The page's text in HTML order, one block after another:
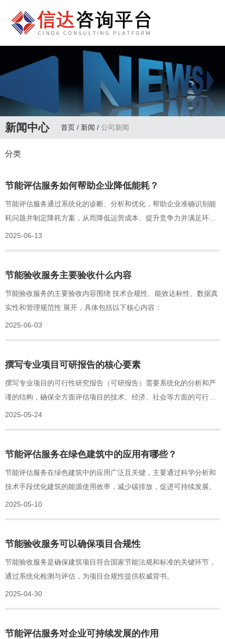
新闻中心 首页/ 新闻 /公司新闻
分类
节能评估服务如何帮助企业降低能耗？
节能评估服务通过系统化的诊断、分析和优化，帮助企业准确识别能
耗问题并制定降耗方案，从而降低运营成本、提升竞争力并满足环保
要求。以下是其核心作用及实施路径：
2025-06-13
节能验收服务主要验收什么内容
节能验收服务的主要验收内容围绕 技术合规性、能效达标性、数据真
实性和管理规范性 展开，具体包括以下核心内容：
2025-06-03
撰写专业项目可研报告的核心要素
撰写专业项目的可行性研究报告（可研报告）需要系统化的分析和严
谨的结构，确保全方面评估项目的技术、经济、社会等方面的可行
性。
2025-05-24
节能评估服务在绿色建筑中的应用有哪些？
节能评估服务在绿色建筑中的应用广泛且关键，主要通过科学分析和
技术手段优化建筑的能源使用效率，减少碳排放，促进可持续发展。
2025-05-10
节能验收服务可以确保项目合规性
节能验收服务是确保建筑项目符合国家节能法规和标准的关键环节，
通过系统化检测与评估，为项目合规性提供权威背书。
2025-04-30
节能评估服务对企业可持续发展的作用